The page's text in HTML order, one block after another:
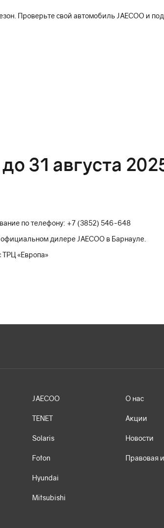
Проверьте свой автомобиль JAECOO и
31 августа
по телефону: +7 (3852) 546-648
дилере JAECOO в Барнауле.
«Европа»
JAECOO
TENET
Solaris
Foton
Hyundai
Mitsubishi
О нас
Акции
Новости
Правовая